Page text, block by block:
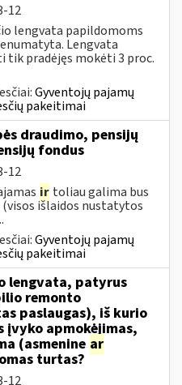
12
lengvata papildomoms
Lengvata
tik pradėjęs mokėti 3 proc.
Gyventojų pajamų
pakeitimai
draudimo, pensijų
fondus
12
ir toliau galima bus
išlaidos nustatytos
Gyventojų pajamų
pakeitimai
lengvata, patyrus
remonto
paslaugas), iš kurio
įvyko apmokėjimas,
(asmenine ar
turtas?
12